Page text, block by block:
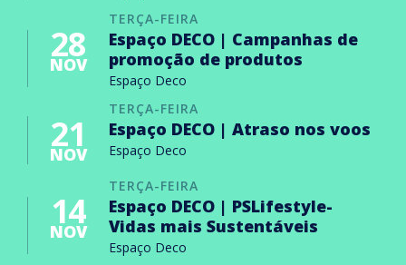
TERÇA-FEIRA
28
NOV
Espaço DECO | Campanhas de
promoção de produtos
Espaço Deco
TERÇA-FEIRA
21
NOV
Espaço DECO | Atraso nos voos
Espaço Deco
TERÇA-FEIRA
14
NOV
Espaço DECO | PSLifestyle-
Vidas mais Sustentáveis
Espaço Deco